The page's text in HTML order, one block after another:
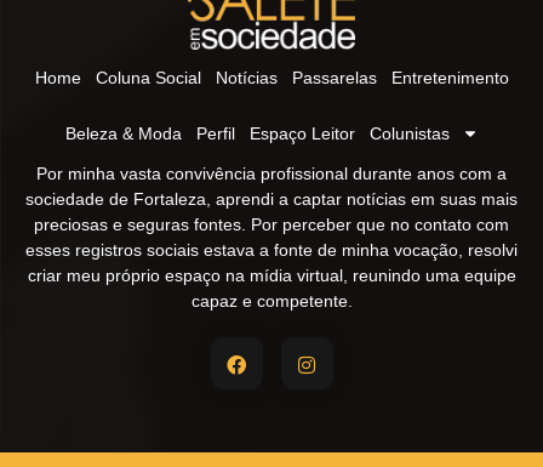
Home Coluna Social Notícias Passarelas Entretenimento
Beleza & Moda Perfil Espaço Leitor Colunistas
Por minha vasta convivência profissional durante anos com a
sociedade de Fortaleza, aprendi a captar notícias em suas mais
preciosas e seguras fontes. Por perceber que no contato com
esses registros sociais estava a fonte de minha vocação, resolvi
criar meu próprio espaço na mídia virtual, reunindo uma equipe
capaz e competente.